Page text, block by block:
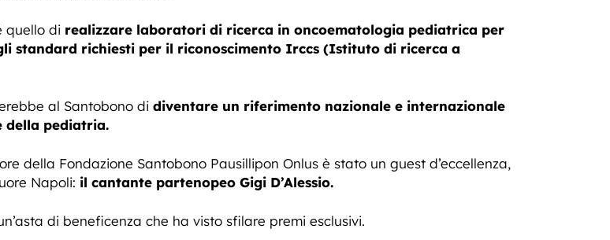
quello di realizzare laboratori di ricerca in oncoematologia pediatrica per
standard richiesti per il riconoscimento Irccs (Istituto di ricerca a
al Santobono di diventare un riferimento nazionale e internazionale
della pediatria.
della Fondazione Santobono Pausillipon Onlus è stato un guest d’eccellenza,
Napoli: il cantante partenopeo Gigi D’Alessio.
di beneficenza che ha visto sfilare premi esclusivi.